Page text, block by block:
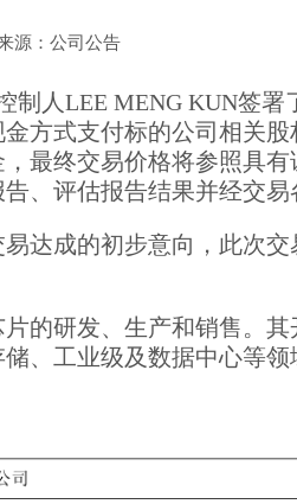
源：公司公告
制人LEE MENG KUN签署
方式支付标的公司相关股
最终交易价格将参照具
、评估报告结果并经交易
达成的初步意向，此次交
的研发、生产和销售。
、工业级及数据中心等领